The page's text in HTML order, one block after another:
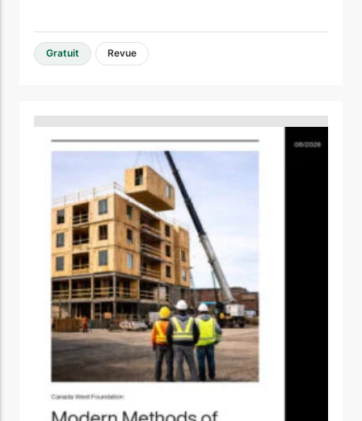
Gratuit Revue